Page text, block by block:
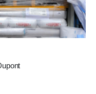
Tẩy Cáu Cặn Màng